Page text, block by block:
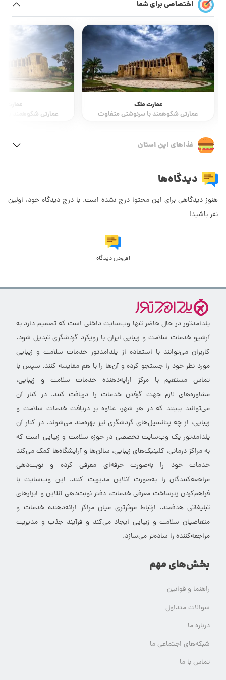
اختصاصی برای شما
عمارت ملک
عمارتی شکوهمند با سرنوشتی متفاوت
عمارت
عمارتی شکوهمند با
غذاهای این استان
دیدگاه‌ها
هنوز دیدگاهی برای این محتوا درج نشده است. با درج دیدگاه خود، اولین
نفر باشید!
افزودن دیدگاه
یلدامدتور در حال حاضر تنها وب‌سایت داخلی است که تصمیم دارد به
آرشیو خدمات سلامت و زیبایی ایران با رویکرد گردشگری تبدیل شود.
کاربران می‌توانند با استفاده از یلدامدتور خدمات سلامت و زیبایی
مورد نظر خود را جستجو کرده و آن‌ها را با هم مقایسه کنند. سپس با
تماس مستقیم با مرکز ارایه‌دهنده خدمات سلامت و زیبایی،
مشاوره‌های لازم جهت گرفتن خدمات را دریافت کنند. در کنار آن
می‌توانند ببینند که در هر شهر، علاوه بر دریافت خدمات سلامت و
زیبایی، از چه پتانسیل‌های گردشگری نیز بهره‌مند می‌شوند. در کنار آن
یلدامدتور یک وب‌سایت تخصصی در حوزه سلامت و زیبایی است که
به مراکز درمانی، کلینیک‌های زیبایی، سالن‌ها و آرایشگاه‌ها کمک می‌کند
خدمات خود را به‌صورت حرفه‌ای معرفی کرده و نوبت‌دهی
مراجعه‌کنندگان را به‌صورت آنلاین مدیریت کنند. این وب‌سایت با
فراهم‌کردن زیرساخت معرفی خدمات، دفتر نوبت‌دهی آنلاین و ابزارهای
تبلیغاتی هدفمند، ارتباط موثرتری میان مراکز ارائه‌دهنده خدمات و
متقاضیان سلامت و زیبایی ایجاد می‌کند و فرآیند جذب و مدیریت
مراجعه‌کننده را ساده‌تر می‌سازد.
بخش‌های مهم
راهنما و قوانین
سوالات متداول
درباره ما
شبکه‌های اجتماعی ما
تماس با ما